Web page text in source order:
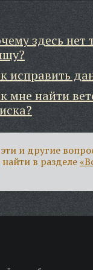
здесь нет
исправить
мне найти
и другие
в разделе